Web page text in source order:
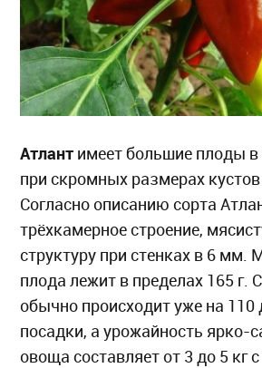
Атлант имеет большие плоды
при скромных размерах кустов
Согласно описанию сорта
трёхкамерное строение,
структуру при стенках в 6 мм.
плода лежит в пределах 165 г.
обычно происходит уже на 110
посадки, а урожайность ярко-
овоща составляет от 3 до 5 кг с